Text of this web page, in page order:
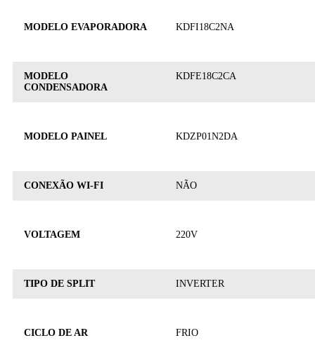
MODELO EVAPORADORA KDFI18C2NA
MODELO
CONDENSADORA
KDFE18C2CA
MODELO PAINEL KDZP01N2DA
CONEXÃO WI-FI NÃO
VOLTAGEM 220V
TIPO DE SPLIT INVERTER
CICLO DE AR FRIO